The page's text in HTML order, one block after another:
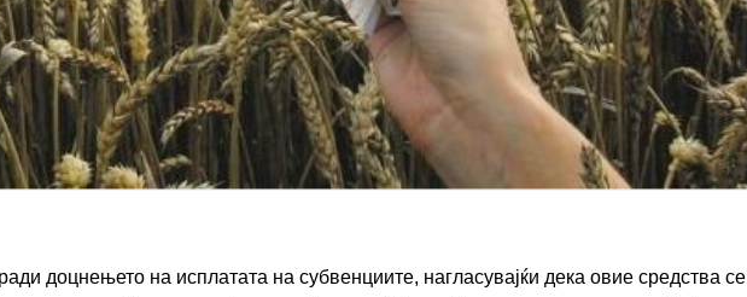
доцнењето на исплатата на субвенциите, нагласувајќи дека овие средства се